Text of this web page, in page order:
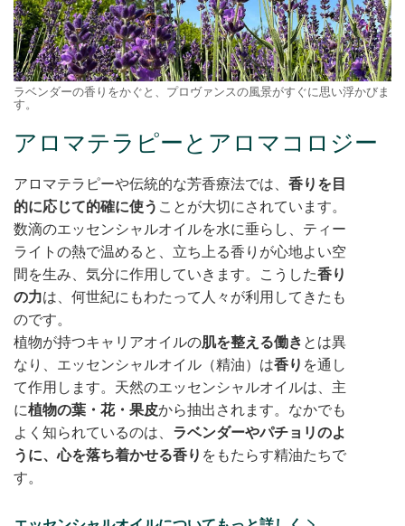
ラベンダーの香りをかぐと、プロヴァンスの風景がすぐに思い浮かびま
す。
アロマテラピーとアロマコロジー
アロマテラピーや伝統的な芳香療法では、 香りを目
的に応じて的確に使う ことが大切にされています。
数滴のエッセンシャルオイルを水に垂らし、ティー
ライトの熱で温めると、立ち上る香りが心地よい空
間を生み、気分に作用していきます。こうした香り
の力は、何世紀にもわたって人々が利用してきたも
のです。
植物が持つキャリアオイルの肌を整える働き とは異
なり、エッセンシャルオイル（精油）は香り を通し
て作用します。天然のエッセンシャルオイルは、主
に植物の葉・花・果皮から抽出されます。なかでも
よく知られているのは、 ラベンダーやパチョリのよ
うに、心を落ち着かせる香り をもたらす精油たちで
す。